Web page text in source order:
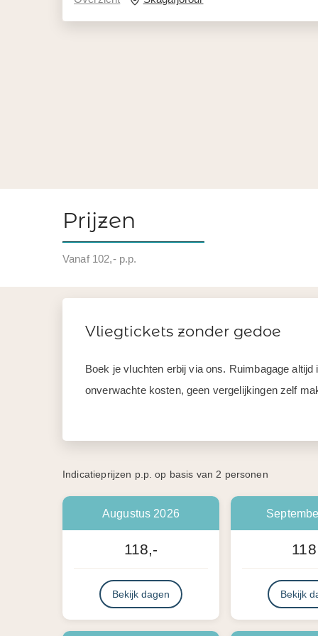
Prijzen
Vanaf 102,- p.p.
Vliegtickets zonder gedoe
Boek je vluchten erbij via ons. Ruimbagage
onverwachte kosten, geen vergelijkingen zelf
Indicatieprijzen p.p. op basis van 2 personen
Augustus 2026
118,-
Bekijk dagen Bekijk